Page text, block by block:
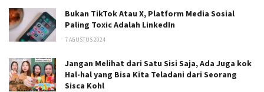
Bukan TikTok Atau X, Platform Media Sosial
Paling Toxic Adalah LinkedIn
7 AGUSTUS 2024
Jangan Melihat dari Satu Sisi Saja, Ada Juga kok
Hal-hal yang Bisa Kita Teladani dari Seorang
Sisca Kohl